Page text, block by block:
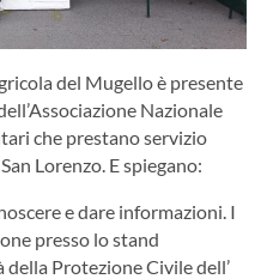
del Mugello è presente
Nazionale
che prestano servizio
Lorenzo. E spiegano:
e dare informazioni. I
presso lo stand
Protezione Civile dell’